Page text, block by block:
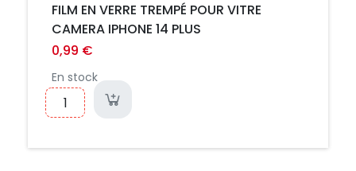
FILM EN VERRE TREMPÉ POUR VITRE
CAMERA IPHONE 14 PLUS
0,99 €
En stock